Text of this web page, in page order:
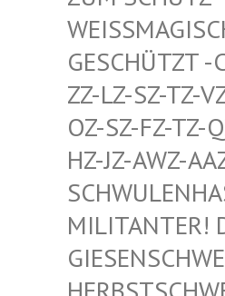
GISCH
ZT -CZ-DZ-
Z-TZ-VZ-PZ-
Z-TZ-QZ–TZ-
WZ-AAZ-AAZ-©
NHASSER –
TER! DIE
CHWEINE…,